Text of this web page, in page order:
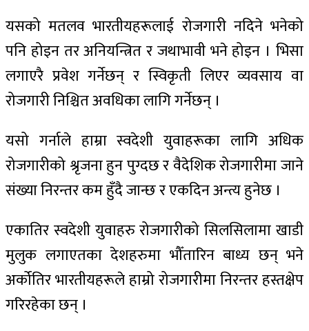
यसको मतलव भारतीयहरूलाई रोजगारी नदिने भनेको
पनि होइन तर अनियन्त्रित र जथाभावी भने होइन । भिसा
लगाएरै प्रवेश गर्नेछन् र स्विकृती लिएर व्यवसाय वा
रोजगारी निश्चित अवधिका लागि गर्नेछन् ।
यसो गर्नाले हाम्रा स्वदेशी युवाहरूका लागि अधिक
रोजगारीको श्रृजना हुन पुग्दछ र वैदेशिक रोजगारीमा जाने
संख्या निरन्तर कम हुँदै जान्छ र एकदिन अन्त्य हुनेछ ।
एकातिर स्वदेशी युवाहरु रोजगारीको सिलसिलामा खाडी
मुलुक लगाएतका देशहरुमा भौँतारिन बाध्य छन् भने
अर्कोतिर भारतीयहरूले हाम्रो रोजगारीमा निरन्तर हस्तक्षेप
गरिरहेका छन् ।